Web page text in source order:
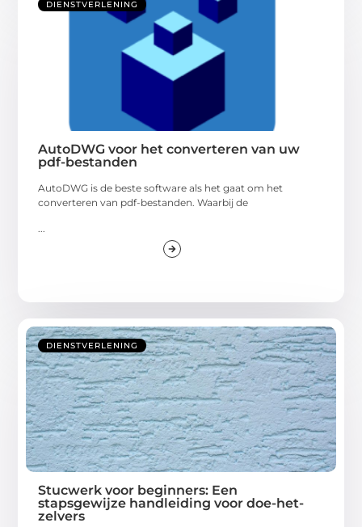
DIENSTVERLENING
AutoDWG voor het converteren van uw
pdf-bestanden
AutoDWG is de beste software als het gaat om het
converteren van pdf-bestanden. Waarbij de
...
DIENSTVERLENING
Stucwerk voor beginners: Een
stapsgewijze handleiding voor doe-het-
zelvers